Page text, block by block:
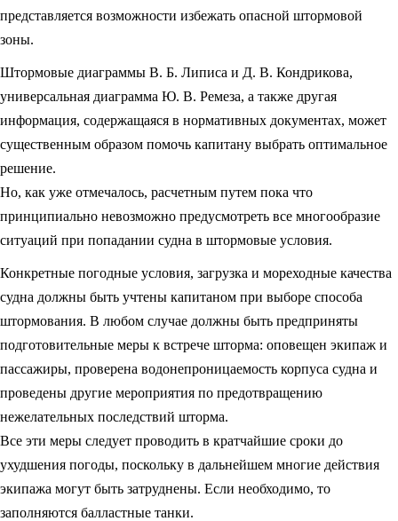
представляется возможности избежать опасной штормовой
зоны.
Штормовые диаграммы В. Б. Липиса и Д. В. Кондрикова,
универсальная диаграмма Ю. В. Ремеза, а также другая
информация, содержащаяся в нормативных документах, может
существенным образом помочь капитану выбрать оптимальное
решение.
Но, как уже отмечалось, расчетным путем пока что
принципиально невозможно предусмотреть все многообразие
ситуаций при попадании судна в штормовые условия.
Конкретные погодные условия, загрузка и мореходные качества
судна должны быть учтены капитаном при выборе способа
штормования. В любом случае должны быть предприняты
подготовительные меры к встрече шторма: оповещен экипаж и
пассажиры, проверена водонепроницаемость корпуса судна и
проведены другие мероприятия по предотвращению
нежелательных последствий шторма.
Все эти меры следует проводить в кратчайшие сроки до
ухудшения погоды, поскольку в дальнейшем многие действия
экипажа могут быть затруднены. Если необходимо, то
заполняются балластные танки.